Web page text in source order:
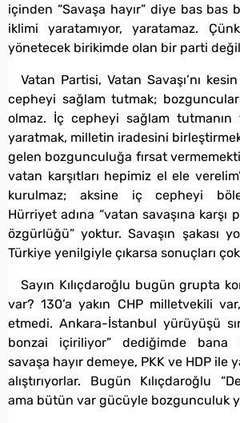
içinden “Savaşa hayır” diye bas bas
iklimi yaratamıyor, yaratamaz.
yönetecek birikimde olan bir parti
Vatan Partisi, Vatan Savaşı’nı
cepheyi sağlam tutmak;
olmaz. İç cepheyi sağlam tutmanın
yaratmak, milletin iradesini
gelen bozgunculuğa fırsat
vatan karşıtları hepimiz el ele
kurulmaz; aksine iç cepheyi
Hürriyet adına “vatan savaşına karşı
özgürlüğü” yoktur. Savaşın şakası
Türkiye yenilgiyle çıkarsa sonuçları
Sayın Kılıçdaroğlu bugün grupta
var? 130’a yakın CHP milletvekili
etmedi. Ankara-İstanbul yürüyüşü
bonzai içiriliyor” dediğimde bana
savaşa hayır demeye, PKK ve HDP ile
alıştırıyorlar. Bugün Kılıçdaroğlu
ama bütün var gücüyle bozgunculuk